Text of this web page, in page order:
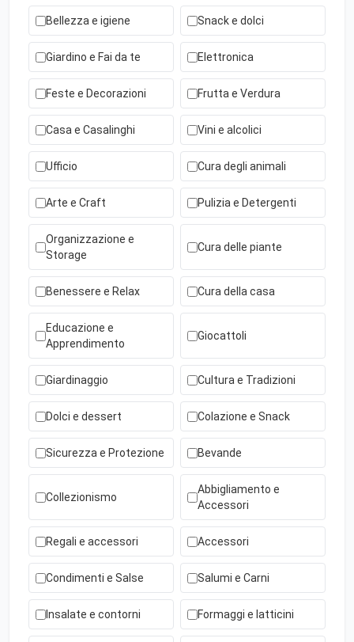
Bellezza e igiene Snack e dolci
Giardino e Fai da te Elettronica
Feste e Decorazioni Frutta e Verdura
Casa e Casalinghi Vini e alcolici
Ufficio Cura degli animali
Arte e Craft Pulizia e Detergenti
Organizzazione e
Storage
Cura delle piante
Benessere e Relax Cura della casa
Educazione e
Apprendimento
Giocattoli
Giardinaggio Cultura e Tradizioni
Dolci e dessert Colazione e Snack
Sicurezza e Protezione Bevande
Collezionismo
Abbigliamento e
Accessori
Regali e accessori Accessori
Condimenti e Salse Salumi e Carni
Insalate e contorni Formaggi e latticini